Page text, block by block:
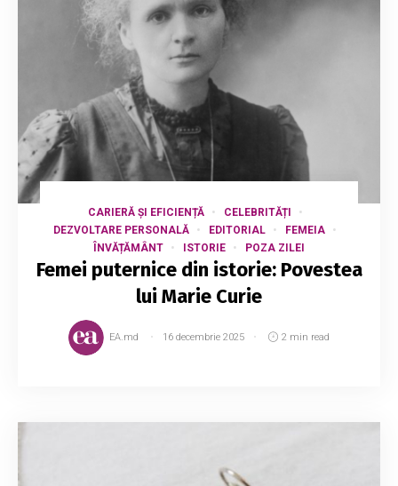
CARIERĂ ȘI EFICIENȚĂ
CELEBRITĂȚI
DEZVOLTARE PERSONALĂ
EDITORIAL
FEMEIA
ÎNVĂȚĂMÂNT
ISTORIE POZA ZILEI
Femei puternice din istorie: Povestea
lui Marie Curie
EA.md 16 decembrie 2025 2 min read